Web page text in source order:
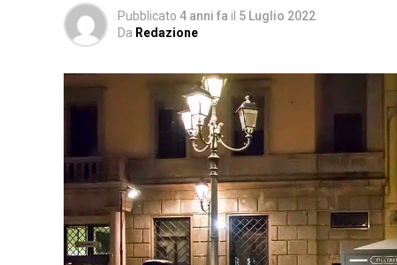
Pubblicato 4 anni fa il 5 Luglio 2022
Da Redazione